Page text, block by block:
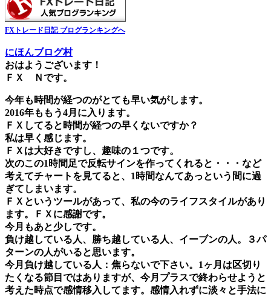
FXトレード日記 ブログランキングへ
にほんブログ村
おはようございます！
ＦＸ Ｎです。
今年も時間が経つのがとても早い気がします。
2016年ももう4月に入ります。
ＦＸしてると時間が経つの早くないですか？
私は早く感じます。
ＦＸは大好きですし、趣味の１つです。
次のこの1時間足で反転サインを作ってくれると・・・など
考えてチャートを見てると、1時間なんてあっという間に過
ぎてしまいます。
ＦＸというツールがあって、私の今のライフスタイルがあり
ます。ＦＸに感謝です。
今月もあと少しです。
負け越している人、勝ち越している人、イーブンの人。３パ
ターンの人がいると思います。
今月負け越している人：焦らないで下さい。1ヶ月は区切り
たくなる節目ではありますが、今月プラスで終わらせようと
考えた時点で感情移入してます。感情入れずに淡々と手法に